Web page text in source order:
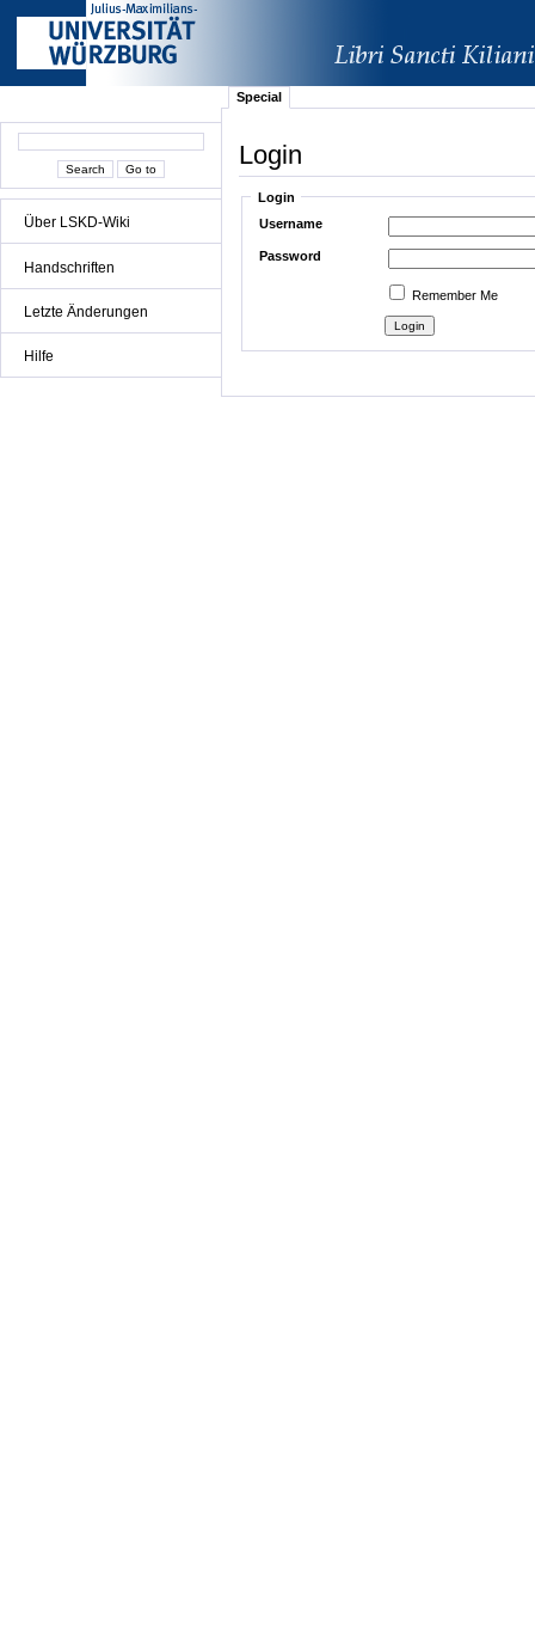
Über LSKD-Wiki
Handschriften
Letzte Änderungen
Hilfe
Special
Login
Login
Username
Password
Remember Me